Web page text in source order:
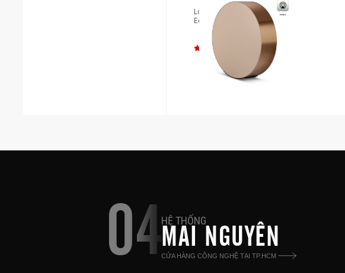
Loa không dây B&O Beosound
Edge Bronze
04HỆ THỐNG
MAI NGUYÊN
CỬA HÀNG CÔNG NGHỆ TẠI TP.HCM